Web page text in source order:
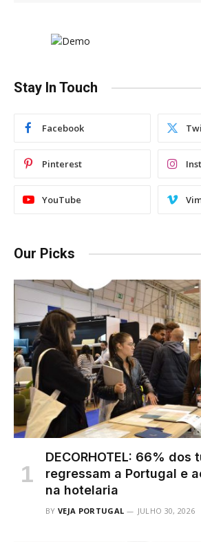
Stay In Touch
Facebook
Pinterest
YouTube
Our Picks
DECORHOTEL: 66% dos
regressam a Portugal e
na hotelaria
BY VEJA PORTUGAL JULHO 30, 2026